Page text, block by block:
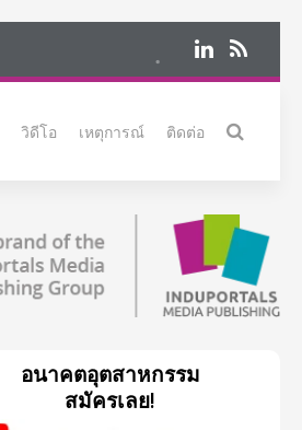
วิดีโอ เหตุการณ์ ติดต่อ
อนาคตอุตสาหกรรม
สมัครเลย!